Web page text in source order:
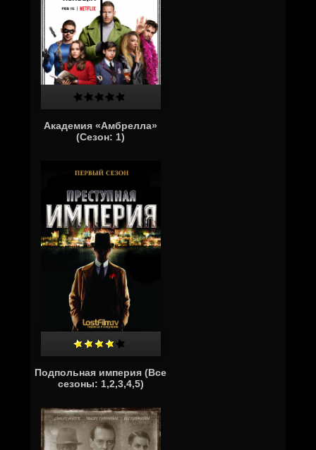
Академия «Амбрелла»
(Сезон: 1)
Подпольная империя (Все
сезоны: 1,2,3,4,5)